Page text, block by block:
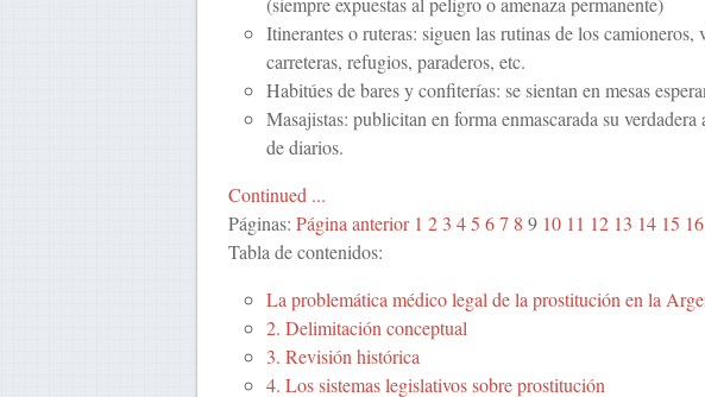
Itinerantes o ruteras: siguen las rutinas de los camioneros,
carreteras, refugios, paraderos, etc.
Habitúes de bares y confiterías: se sientan en mesas
Masajistas: publicitan en forma enmascarada su
de diarios.
Continued ...
Páginas: Página anterior 1 2 3 45 67 8 9 10 11 12 13 14 15 16
Tabla de contenidos:
La problemática médico legal de la prostitución en la
2. Delimitación conceptual
3. Revisión histórica
4. Los sistemas legislativos sobre prostitución